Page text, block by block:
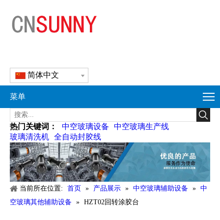
简体中文
菜单
热门关键词： 中空玻璃设备
中空玻璃生产线
玻璃清洗机 全自动封胶线
当前所在位置: 首页 » 产品展示 » 中空玻璃辅助设备 » 中
空玻璃其他辅助设备
» HZT02回转涂胶台